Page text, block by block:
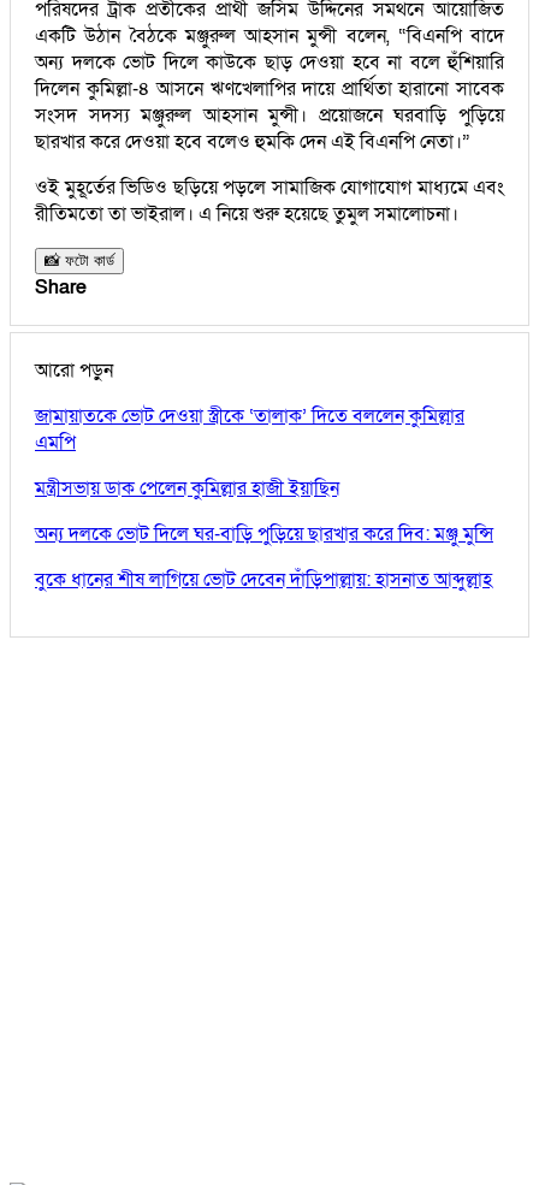
পরিষদের ট্রাক প্রতীকের প্রার্থী জসিম উদ্দিনের সমর্থনে আয়োজিত
একটি উঠান বৈঠকে মঞ্জুরুল আহসান মুন্সী বলেন, “বিএনপি বাদে
অন্য দলকে ভোট দিলে কাউকে ছাড় দেওয়া হবে না বলে হুঁশিয়ারি
দিলেন কুমিল্লা-৪ আসনে ঋণখেলাপির দায়ে প্রার্থিতা হারানো সাবেক
সংসদ সদস্য মঞ্জুরুল আহসান মুন্সী। প্রয়োজনে ঘরবাড়ি পুড়িয়ে
ছারখার করে দেওয়া হবে বলেও হুমকি দেন এই বিএনপি নেতা।”
ওই মুহূর্তের ভিডিও ছড়িয়ে পড়লে সামাজিক যোগাযোগ মাধ্যমে এবং
রীতিমতো তা ভাইরাল। এ নিয়ে শুরু হয়েছে তুমুল সমালোচনা।
📸 ফটো কার্ড
Share
আরো পড়ুন
জামায়াতকে ভোট দেওয়া স্ত্রীকে ‘তালাক’ দিতে বললেন কুমিল্লার
এমপি
মন্ত্রীসভায় ডাক পেলেন কুমিল্লার হাজী ইয়াছিন
অন্য দলকে ভোট দিলে ঘর-বাড়ি পুড়িয়ে ছারখার করে দিব: মঞ্জু মুন্সি
বুকে ধানের শীষ লাগিয়ে ভোট দেবেন দাঁড়িপাল্লায়: হাসনাত আব্দুল্লাহ